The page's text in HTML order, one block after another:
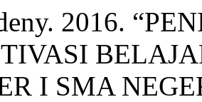
2016.
I SMA